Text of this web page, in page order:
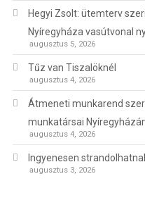
Hegyi Zsolt: ütemterv
Nyíregyháza vasútvonal
augusztus 5, 2026
Tűz van Tiszalöknél
augusztus 4, 2026
Átmeneti munkarend
munkatársai
augusztus 4, 2026
Ingyenesen
augusztus 3, 2026